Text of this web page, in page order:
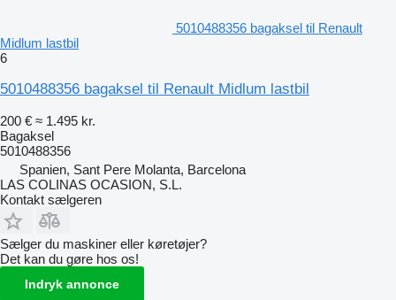
5010488356 bagaksel til Renault
Midlum lastbil
6
5010488356 bagaksel til Renault Midlum lastbil
200 € ≈ 1.495 kr.
Bagaksel
5010488356
Spanien, Sant Pere Molanta, Barcelona
LAS COLINAS OCASION, S.L.
Kontakt sælgeren
Sælger du maskiner eller køretøjer?
Det kan du gøre hos os!
Indryk annonce